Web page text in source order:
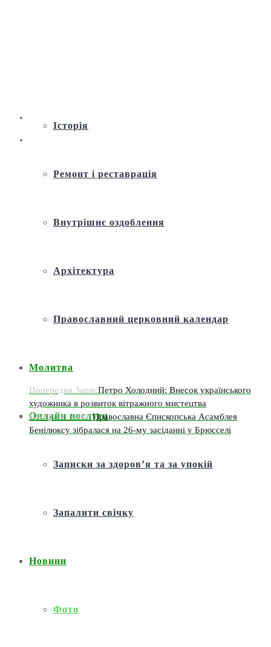
Історія
Ремонт і реставрація
Внутрішнє оздоблення
Архітектура
Православний церковний календар
Молитва
Онлайн послуги
Записки за здоров’я та за упокій
Запалити свічку
Новини
Фото
Попередня ЗаписПетро Холодний: Внесок українського
художника в розвиток вітражного мистецтва
Наступна ЗаписПравославна Єпископська Асамблея
Бенілюксу зібралася на 26-му засіданні у Брюсселі